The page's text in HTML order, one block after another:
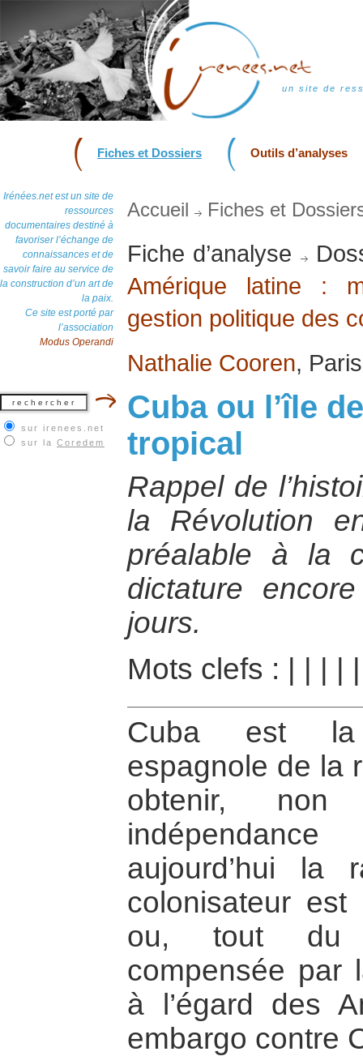
un site de
Fiches et Dossiers Outils d’analyses
Irénées.net est un site de
ressources
documentaires destiné à
favoriser l’échange de
connaissances et de
savoir faire au service de
la construction d’un art de
la paix.
Ce site est porté par
l’association
Modus Operandi
sur irenees.net
sur la Coredem
Accueil Fiches et
Fiche d’analyse
Amérique latine :
gestion politique des
Nathalie Cooren,
Cuba ou l’île
tropical
Rappel de
la Révolution
préalable à la
dictature
jours.
Mots clefs :
Cuba est la
espagnole de la
obtenir,
aujourd’hui la
colonisateur est
ou, tout du
compensée par
à l’égard des
embargo contre